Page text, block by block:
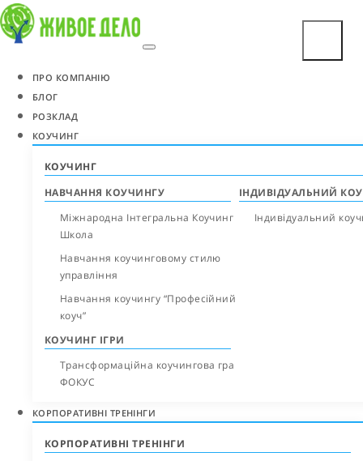
ПРО КОМПАНІЮ
БЛОГ
РОЗКЛАД
КОУЧИНГ
КОУЧИНГ
НАВЧАННЯ КОУЧИНГУ
Міжнародна Інтегральна Коучинг
Школа
Навчання коучинговому стилю
управління
Навчання коучингу “Професійний
коуч”
ІНДИВІДУАЛЬНИЙ
Індивідуальний
КОУЧИНГ ІГРИ
Трансформаційна коучингова гра
ФОКУС
КОРПОРАТИВНІ ТРЕНІНГИ
КОРПОРАТИВНІ ТРЕНІНГИ